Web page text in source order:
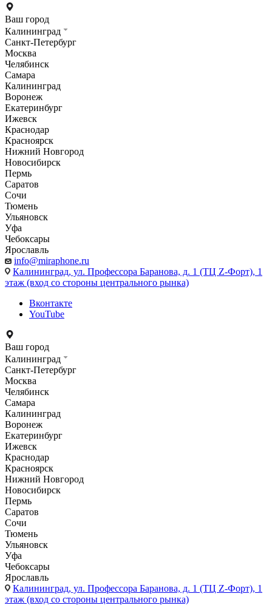
Ваш город
Калининград
Санкт-Петербург
Москва
Челябинск
Самара
Калининград
Воронеж
Екатеринбург
Ижевск
Краснодар
Красноярск
Нижний Новгород
Новосибирск
Пермь
Саратов
Сочи
Тюмень
Ульяновск
Уфа
Чебоксары
Ярославль
info@miraphone.ru
Калининград, ул. Профессора Баранова, д. 1 (ТЦ Z-Форт), 1
этаж (вход со стороны центрального рынка)
Вконтакте
YouTube
Ваш город
Калининград
Санкт-Петербург
Москва
Челябинск
Самара
Калининград
Воронеж
Екатеринбург
Ижевск
Краснодар
Красноярск
Нижний Новгород
Новосибирск
Пермь
Саратов
Сочи
Тюмень
Ульяновск
Уфа
Чебоксары
Ярославль
Калининград, ул. Профессора Баранова, д. 1 (ТЦ Z-Форт), 1
этаж (вход со стороны центрального рынка)